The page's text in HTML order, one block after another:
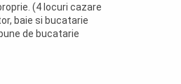
(4 locuri cazare
baie si bucatarie
de bucatarie